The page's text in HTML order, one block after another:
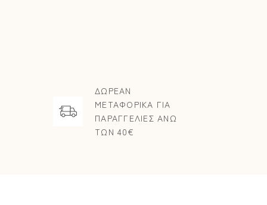
ΔΩΡΕΑΝ
ΜΕΤΑΦΟΡΙΚΑ ΓΙΑ
ΠΑΡΑΓΓΕΛΙΕΣ ΑΝΩ
ΤΩΝ 40€